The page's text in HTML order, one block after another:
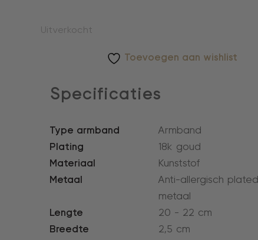
Uitverkocht
Toevoegen aan wishlist
Specificaties
Type armband
Armband
Plating
18k goud
Materiaal
Kunststof
Metaal
Anti-allergisch plated
metaal
Lengte
20 - 22 cm
Breedte
2,5 cm